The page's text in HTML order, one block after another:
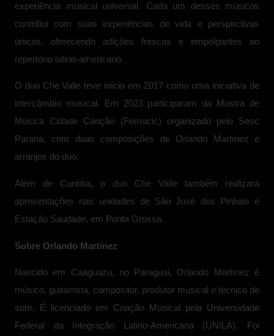
experiência musical universal. Cada um desses músicos
contribui com suas experiências de vida e perspectivas
únicas, oferecendo adições frescas e empolgantes ao
repertório latino-americano.
O duo Che Valle teve início em 2017 como uma iniciativa de
intercâmbio musical. Em 2023 participaram da Mostra de
Música Cidade Canção (Femucic) organizado pelo Sesc
Paraná, com duas composições de Orlando Martínez e
arranjos do duo.
Além de Curitiba, o duo Che Valle também realizará
apresentações nas unidades de São José dos Pinhais e
Estação Saudade, em Ponta Grossa.
Sobre Orlando Martínez
Nascido em Caaguazú, no Paraguai, Orlando Martínez é
músico, guitarrista, compositor, produtor musical e técnico de
som. É licenciado em Criação Musical pela Universidade
Federal da Integração Latino-Americana (UNILA). Foi